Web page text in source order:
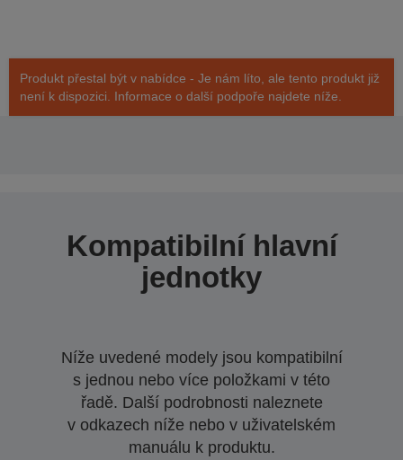
Produkt přestal být v nabídce - Je nám líto, ale tento produkt již
není k dispozici. Informace o další podpoře najdete níže.
Kompatibilní hlavní
jednotky
Níže uvedené modely jsou kompatibilní
s jednou nebo více položkami v této
řadě. Další podrobnosti naleznete
v odkazech níže nebo v uživatelském
manuálu k produktu.